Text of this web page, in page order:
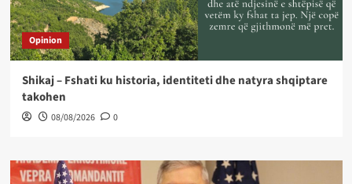
Opinion
Shikaj – Fshati ku historia, identiteti dhe natyra shqiptare
takohen
08/08/2026 0